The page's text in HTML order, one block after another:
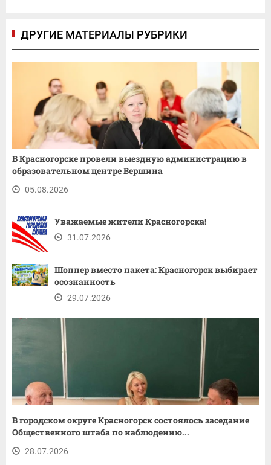
ДРУГИЕ МАТЕРИАЛЫ РУБРИКИ
В Красногорске провели выездную администрацию в
образовательном центре Вершина
05.08.2026
Уважаемые жители Красногорска!
31.07.2026
Шоппер вместо пакета: Красногорск выбирает
осознанность
29.07.2026
В городском округе Красногорск состоялось заседание
Общественного штаба по наблюдению...
28.07.2026